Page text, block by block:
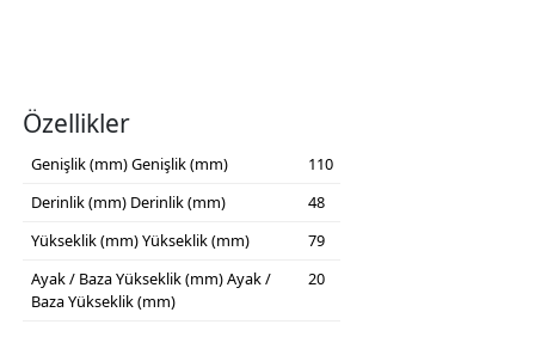
Özellikler
Genişlik (mm)Genişlik (mm)
110
Derinlik (mm) Derinlik (mm)
48
Yükseklik (mm)Yükseklik (mm)
79
Ayak / Baza Yükseklik (mm)Ayak /
Baza Yükseklik (mm)
20